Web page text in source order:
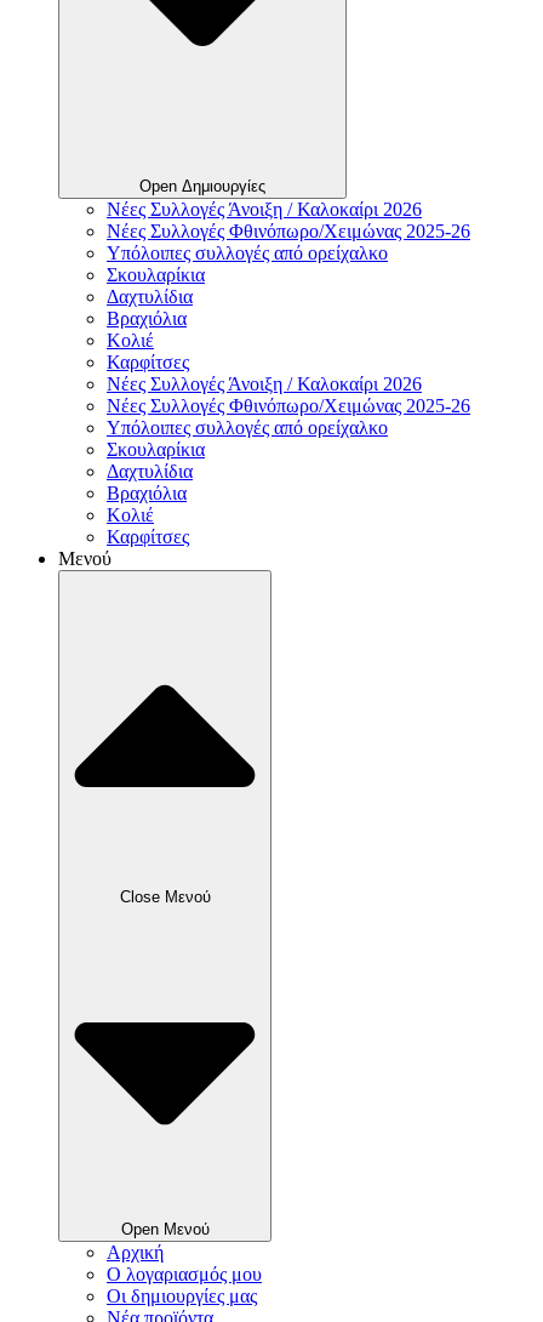
Open Δημιουργίες
Νέες Συλλογές Άνοιξη / Καλοκαίρι 2026
Νέες Συλλογές Φθινόπωρο/Χειμώνας 2025-26
Υπόλοιπες συλλογές από ορείχαλκο
Σκουλαρίκια
Δαχτυλίδια
Βραχιόλια
Κολιέ
Καρφίτσες
Νέες Συλλογές Άνοιξη / Καλοκαίρι 2026
Νέες Συλλογές Φθινόπωρο/Χειμώνας 2025-26
Υπόλοιπες συλλογές από ορείχαλκο
Σκουλαρίκια
Δαχτυλίδια
Βραχιόλια
Κολιέ
Καρφίτσες
Μενού
Close Μενού
Open Μενού
Αρχική
Ο λογαριασμός μου
Οι δημιουργίες μας